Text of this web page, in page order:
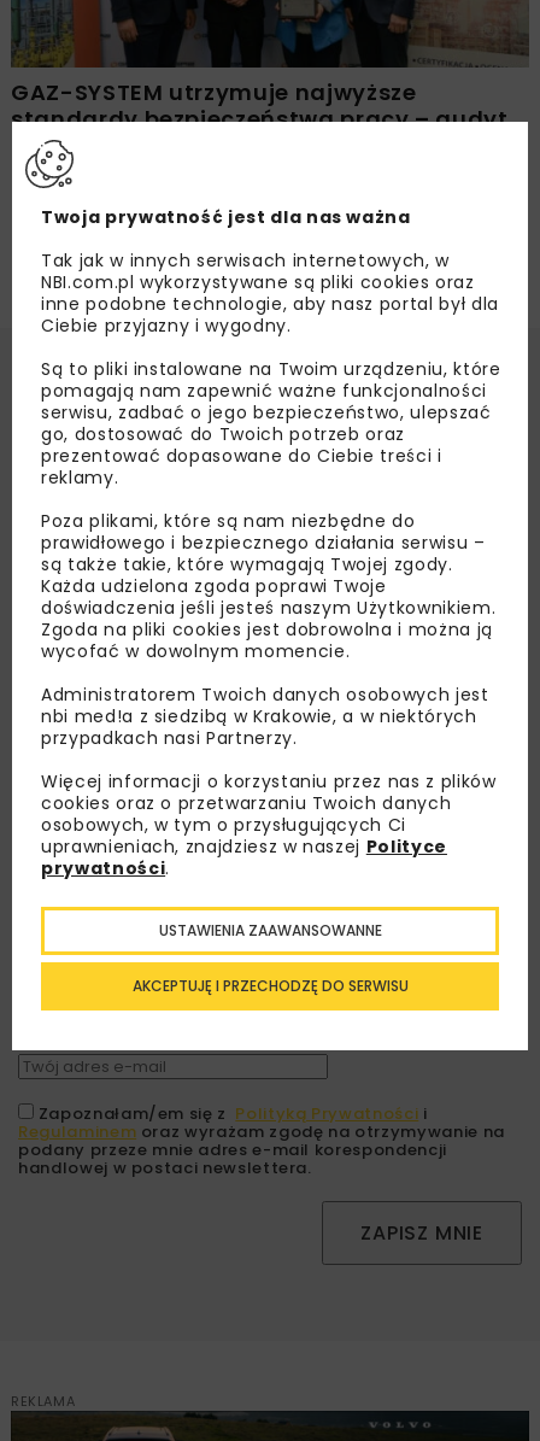
GAZ-SYSTEM utrzymuje najwyższe
standardy bezpieczeństwa pracy – audyt
PN-ISO 45001:2024-02 zakończony
sukcesem
Lubisz wiedzieć więcej?
Zapisz się do newslettera aby otrzymywać od
nas najlepsze informacje branżowe,
zaproszenia na wydarzenia, atrakcyjne oferty i
dedykowane akcje specjalne.
Zapoznałam/em się z Polityką Prywatności i
Regulaminem oraz wyrażam zgodę na otrzymywanie na
podany przeze mnie adres e-mail korespondencji
handlowej w postaci newslettera.
ZAPISZ MNIE
REKLAMA
Twoja prywatność jest dla nas ważna
Tak jak w innych serwisach internetowych, w
NBI.com.pl wykorzystywane są pliki cookies oraz
inne podobne technologie, aby nasz portal był dla
Ciebie przyjazny i wygodny.
Są to pliki instalowane na Twoim urządzeniu, które
pomagają nam zapewnić ważne funkcjonalności
serwisu, zadbać o jego bezpieczeństwo, ulepszać
go, dostosować do Twoich potrzeb oraz
prezentować dopasowane do Ciebie treści i
reklamy.
Poza plikami, które są nam niezbędne do
prawidłowego i bezpiecznego działania serwisu –
są także takie, które wymagają Twojej zgody.
Każda udzielona zgoda poprawi Twoje
doświadczenia jeśli jesteś naszym Użytkownikiem.
Zgoda na pliki cookies jest dobrowolna i można ją
wycofać w dowolnym momencie.
Administratorem Twoich danych osobowych jest
nbi med!a z siedzibą w Krakowie, a w niektórych
przypadkach nasi Partnerzy.
Więcej informacji o korzystaniu przez nas z plików
cookies oraz o przetwarzaniu Twoich danych
osobowych, w tym o przysługujących Ci
uprawnieniach, znajdziesz w naszej Polityce
prywatności.
AKCEPTUJĘ I PRZECHODZĘ DO SERWISU
USTAWIENIA ZAAWANSOWANNE